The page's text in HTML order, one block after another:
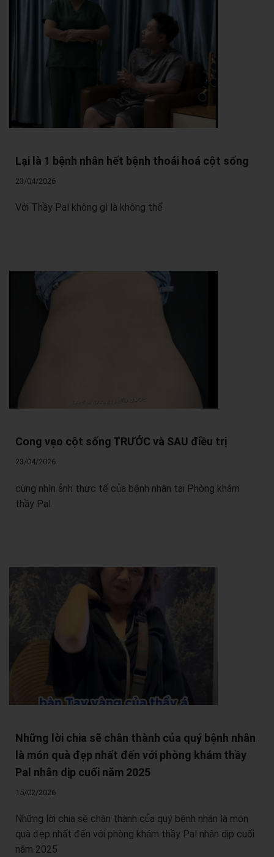
Lại là 1 bệnh nhân hết bệnh thoái hoá cột sống
23/04/2026
Với Thầy Pal không gì là không thể
Cong vẹo cột sống TRƯỚC và SAU điều trị
23/04/2026
cùng nhìn ảnh thực tế của bệnh nhân tại Phòng khám
thầy Pal
Những lời chia sẽ chân thành của quý bệnh nhân
là món quà đẹp nhất đến với phòng khám thầy
Pal nhân dịp cuối năm 2025
15/02/2026
Những lời chia sẽ chân thành của quý bệnh nhân là món
quà đẹp nhất đến với phòng khám thầy Pal nhân dịp cuối
năm 2025